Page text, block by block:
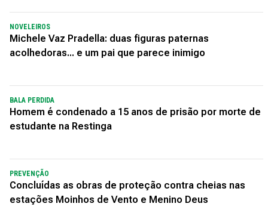
NOVELEIROS
Michele Vaz Pradella: duas figuras paternas
acolhedoras... e um pai que parece inimigo
BALA PERDIDA
Homem é condenado a 15 anos de prisão por morte de
estudante na Restinga
PREVENÇÃO
Concluídas as obras de proteção contra cheias nas
estações Moinhos de Vento e Menino Deus